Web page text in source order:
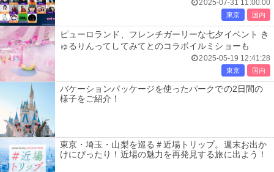
2025-07-31 11:00:00
東京 国内
ピューロランド、フレンチガーリーな七夕イベント き
ゅるりんってしてみてとのコラボイルミショーも
2025-05-19 12:41:28
東京 国内
バケーションパッケージを使ったパークでの2日間の
様子をご紹介！
東京・埼玉・山梨を巡る＃近場トリップ。週末お出か
けにぴったり！近場の魅力を再発見する旅に出よう！